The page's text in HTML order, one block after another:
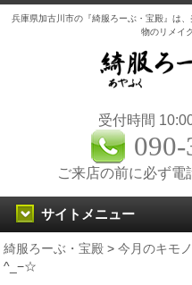
兵庫県加古川市の『綺服ろーぶ・宝殿』は
物のリメイ
受付時間
ご来店の前に必ず電
サイトメニュー
綺服ろーぶ・宝殿 > 今月のキモ
^_−☆